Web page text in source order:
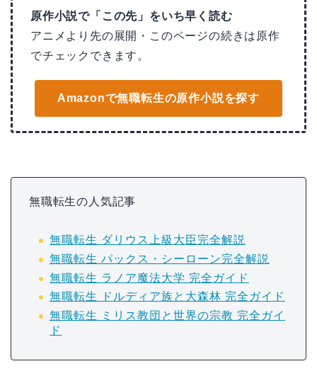
原作小説で「この先」をいち早く読む
アニメより先の展開・このページの続きは原作
でチェックできます。
Amazonで無職転生の原作小説を探す
無職転生の人気記事
無職転生 ダリウス上級大臣完全解説
無職転生 パックス・シーローン完全解説
無職転生 ラノア魔法大学 完全ガイド
無職転生 ドルディア族と大森林 完全ガイド
無職転生 ミリス教団と世界の宗教 完全ガイ
ド